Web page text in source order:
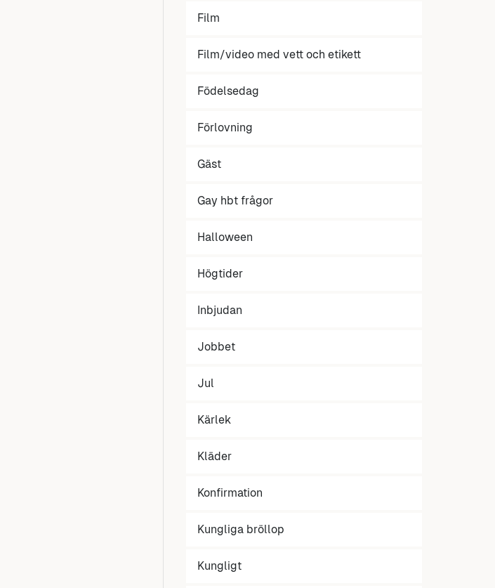
Film
Film/video med vett och etikett
Födelsedag
Förlovning
Gäst
Gay hbt frågor
Halloween
Högtider
Inbjudan
Jobbet
Jul
Kärlek
Kläder
Konfirmation
Kungliga bröllop
Kungligt